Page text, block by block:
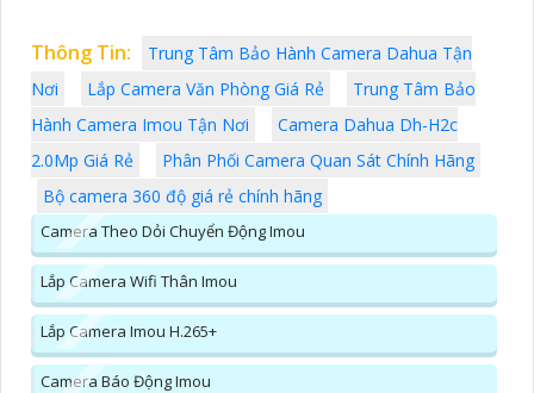
Thông Tin:
Trung Tâm Bảo Hành Camera Dahua Tận
Nơi
Lắp Camera Văn Phòng Giá Rẻ
Trung Tâm Bảo
Hành Camera Imou Tận Nơi
Camera Dahua Dh-H2c
2.0Mp Giá Rẻ
Phân Phối Camera Quan Sát Chính Hãng
Bộ camera 360 độ giá rẻ chính hãng
Camera Theo Dỏi Chuyển Động Imou
Lắp Camera Wifi Thân Imou
Lắp Camera Imou H.265+
Camera Báo Động Imou